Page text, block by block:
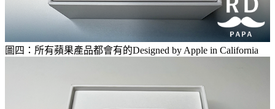
圖四：所有蘋果產品都會有的Designed by Apple in California